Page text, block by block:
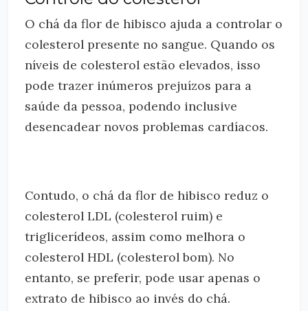
O chá da flor de hibisco ajuda a controlar o
colesterol presente no sangue. Quando os
níveis de colesterol estão elevados, isso
pode trazer inúmeros prejuízos para a
saúde da pessoa, podendo inclusive
desencadear novos problemas cardíacos.
Contudo, o chá da flor de hibisco reduz o
colesterol LDL (colesterol ruim) e
triglicerídeos, assim como melhora o
colesterol HDL (colesterol bom). No
entanto, se preferir, pode usar apenas o
extrato de hibisco ao invés do chá.